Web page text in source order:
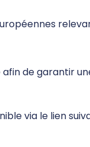
de garantir
via le lien